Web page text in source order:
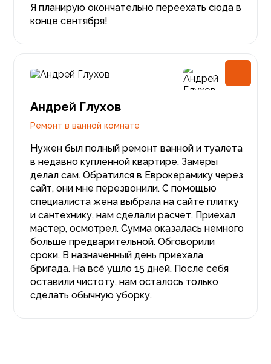
Я планирую окончательно переехать сюда в
конце сентября!
Андрей Глухов
Ремонт в ванной комнате
Нужен был полный ремонт ванной и туалета
в недавно купленной квартире. Замеры
делал сам. Обратился в Еврокерамику через
сайт, они мне перезвонили. С помощью
специалиста жена выбрала на сайте плитку
и сантехнику, нам сделали расчет. Приехал
мастер, осмотрел. Сумма оказалась немного
больше предварительной. Обговорили
сроки. В назначенный день приехала
бригада. На всё ушло 15 дней. После себя
оставили чистоту, нам осталось только
сделать обычную уборку.